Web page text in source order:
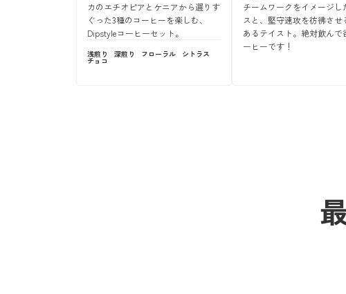
カのエチオピアとケニアから選りす
ぐった3種のコーヒーを楽しむ、
Dipstyleコーヒーセット。
浅煎り 深煎り フローラル シトラス
チョコ
チームワークをイメージし
スと、堅守速攻を彷彿させ
あるテイスト。絶対飲んで
ーヒーです！